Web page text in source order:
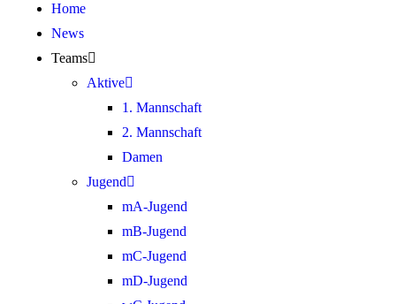
Home
News
Teams
Aktive
1. Mannschaft
2. Mannschaft
Damen
Jugend
mA-Jugend
mB-Jugend
mC-Jugend
mD-Jugend